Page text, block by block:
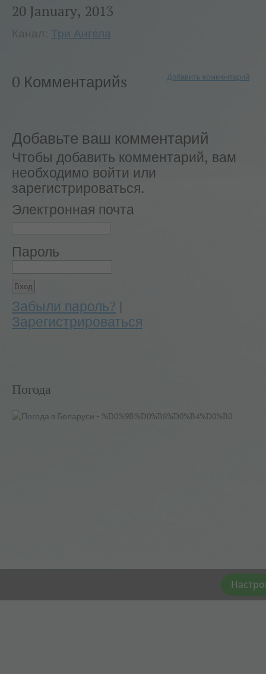
20 January, 2013
Канал: Три Ангела
0 Комментарийs Добавить комментарий
Добавьте ваш комментарий
Чтобы добавить комментарий, вам
необходимо войти или
зарегистрироваться.
Электронная почта
Пароль
Забыли пароль? |
Зарегистрироваться
Погода